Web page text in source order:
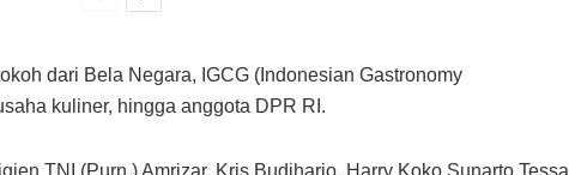
dari Bela Negara, IGCG (Indonesian Gastronomy
kuliner, hingga anggota DPR RI.